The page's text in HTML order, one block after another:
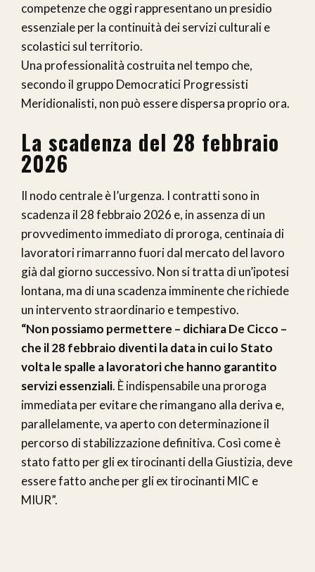
competenze che oggi rappresentano un presidio
essenziale per la continuità dei servizi culturali e
scolastici sul territorio.
Una professionalità costruita nel tempo che,
secondo il gruppo Democratici Progressisti
Meridionalisti, non può essere dispersa proprio ora.
La scadenza del 28 febbraio
2026
Il nodo centrale è l’urgenza. I contratti sono in
scadenza il 28 febbraio 2026 e, in assenza di un
provvedimento immediato di proroga, centinaia di
lavoratori rimarranno fuori dal mercato del lavoro
già dal giorno successivo. Non si tratta di un’ipotesi
lontana, ma di una scadenza imminente che richiede
un intervento straordinario e tempestivo.
“Non possiamo permettere – dichiara De Cicco –
che il 28 febbraio diventi la data in cui lo Stato
volta le spalle a lavoratori che hanno garantito
servizi essenziali. È indispensabile una proroga
immediata per evitare che rimangano alla deriva e,
parallelamente, va aperto con determinazione il
percorso di stabilizzazione definitiva. Così come è
stato fatto per gli ex tirocinanti della Giustizia, deve
essere fatto anche per gli ex tirocinanti MIC e
MIUR”.